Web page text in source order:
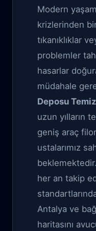
Modern
krizlerinden
tıkanıklıklar
problemler
hasarlar
müdahale
Deposu
uzun yılların
geniş araç
ustalarımız
her an takip
Antalya ve
haritasını